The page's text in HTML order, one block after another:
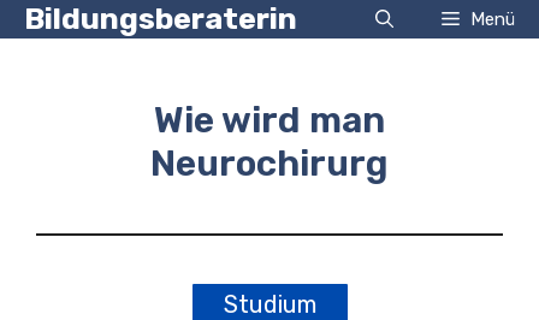
Zum
Inhalt
Bildungsberaterin Menü
Wie wird man
Neurochirurg
Studium